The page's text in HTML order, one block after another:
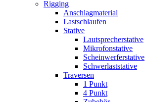
Rigging
Anschlagmaterial
Lastschlaufen
Stative
Lautsprecherstative
Mikrofonstative
Scheinwerferstative
Schwerlaststative
Traversen
1 Punkt
4 Punkt